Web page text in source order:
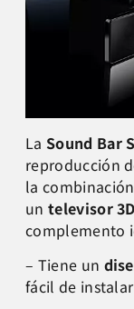
La Sound Bar
reproducción
la
un televisor
complemento
– Tiene un
fácil de instalar